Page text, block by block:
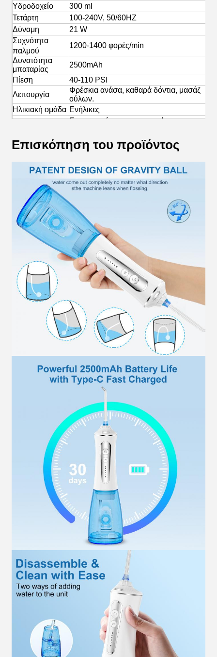
Υδροδοχείο
300 ml
Τετάρτη
100-240V, 50/60HZ
Δύναμη
21 W
Συχνότητα
παλμού
1200-1400 φορές/min
Δυνατότητα
μπαταρίας
2500mAh
Πίεση
40-110 PSI
Λειτουργία
Φρέσκια ανάσα, καθαρά δόντια, μασάζ
ούλων.
Ηλικιακή ομάδα Ενήλικες
Επικοινωνία με προσωπικό
Πιστοποιητικό
Εφαρμογή των προδιαγραφών που
καθορίζονται στο παράρτημα II.
OEM/ODM
Επισκόπηση του προϊόντος